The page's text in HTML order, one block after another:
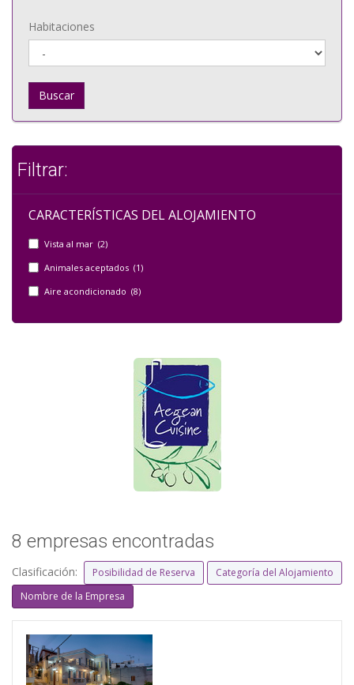
Habitaciones
Buscar
Filtrar:
CARACTERÍSTICAS DEL ALOJAMIENTO
Vista al mar (2)
Animales aceptados (1)
Aire acondicionado (8)
8 empresas encontradas
Clasificación: Posibilidad de Reserva
Categoría del Alojamiento
Nombre de la Empresa